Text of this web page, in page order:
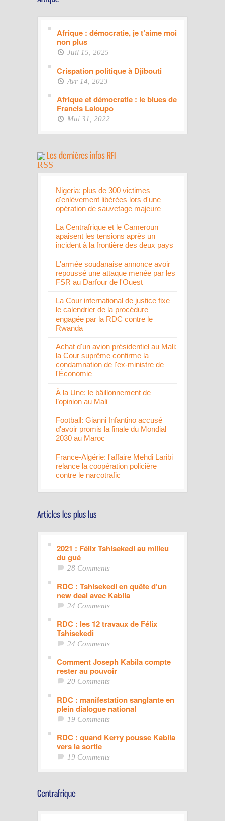
Afrique : démocratie, je t’aime moi
non plus
Juil 15, 2025
Crispation politique à Djibouti
Avr 14, 2023
Afrique et démocratie : le blues de
Francis Laloupo
Mai 31, 2022
Nigeria: plus de 300 victimes
d'enlèvement libérées lors d'une
opération de sauvetage majeure
La Centrafrique et le Cameroun
apaisent les tensions après un
incident à la frontière des deux pays
L'armée soudanaise annonce avoir
repoussé une attaque menée par les
FSR au Darfour de l'Ouest
La Cour international de justice fixe
le calendrier de la procédure
engagée par la RDC contre le
Rwanda
Achat d'un avion présidentiel au Mali:
la Cour suprême confirme la
condamnation de l'ex-ministre de
l'Économie
À la Une: le bâillonnement de
l’opinion au Mali
Football: Gianni Infantino accusé
d'avoir promis la finale du Mondial
2030 au Maroc
France-Algérie: l'affaire Mehdi Laribi
relance la coopération policière
contre le narcotrafic
2021 : Félix Tshisekedi au milieu
du gué
28 Comments
RDC : Tshisekedi en quête d’un
new deal avec Kabila
24 Comments
RDC : les 12 travaux de Félix
Tshisekedi
24 Comments
Comment Joseph Kabila compte
rester au pouvoir
20 Comments
RDC : manifestation sanglante en
plein dialogue national
19 Comments
RDC : quand Kerry pousse Kabila
vers la sortie
19 Comments